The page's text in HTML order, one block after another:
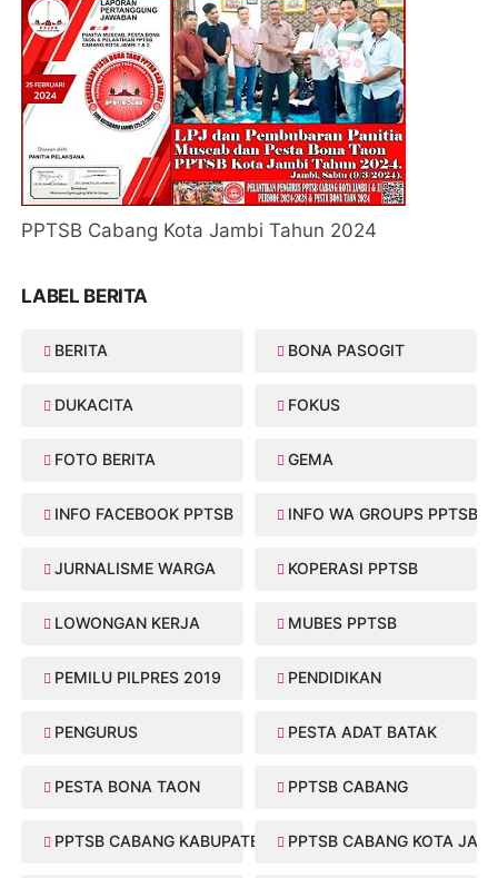
PPTSB Cabang Kota Jambi Tahun 2024
LABEL BERITA
BERITA BONA PASOGIT
DUKACITA FOKUS
FOTO BERITA GEMA
INFO FACEBOOK PPTSB INFO WA GROUPS PPTSB
JURNALISME WARGA KOPERASI PPTSB
LOWONGAN KERJA MUBES PPTSB
PEMILU PILPRES 2019 PENDIDIKAN
PENGURUS PESTA ADAT BATAK
PESTA BONA TAON PPTSB CABANG
PPTSB CABANG KABUPATEN PPTSB CABANG KOTA